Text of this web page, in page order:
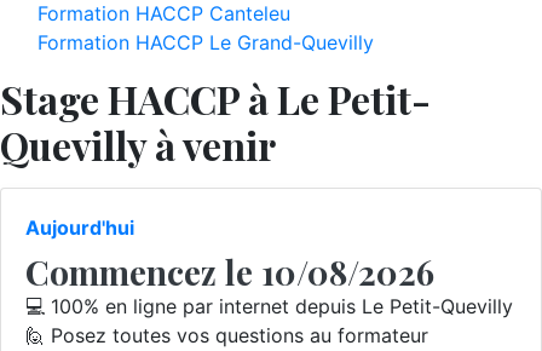
Formation HACCP Canteleu
Formation HACCP Le Grand-Quevilly
Stage HACCP à Le Petit-
Quevilly à venir
Aujourd'hui
Commencez le 10/08/2026
💻 100% en ligne par internet depuis Le Petit-Quevilly
🙋 Posez toutes vos questions au formateur